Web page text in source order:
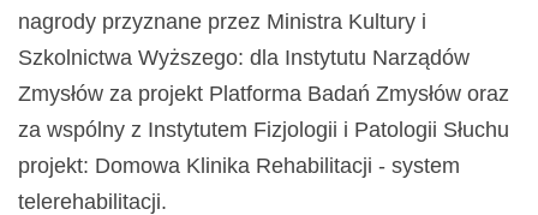
nagrody przyznane przez Ministra Kultury i
Szkolnictwa Wyższego: dla Instytutu Narządów
Zmysłów za projekt Platforma Badań Zmysłów oraz
za wspólny z Instytutem Fizjologii i Patologii Słuchu
projekt: Domowa Klinika Rehabilitacji - system
telerehabilitacji.